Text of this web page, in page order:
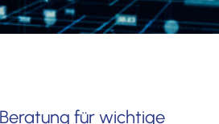
für wichtige